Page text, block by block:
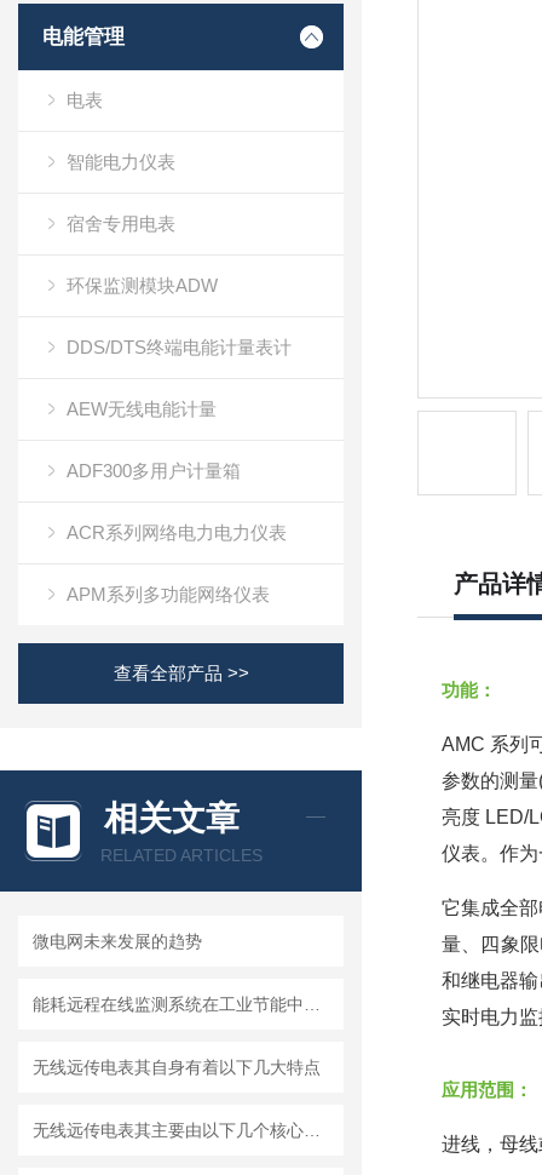
电能管理
电表
智能电力仪表
宿舍专用电表
环保监测模块ADW
DDS/DTS终端电能计量表计
AEW无线电能计量
ADF300多用户计量箱
ACR系列网络电力电力仪表
APM系列多功能网络仪表
查看全部产品 >>
相关文章
RELATED ARTICLES
微电网未来发展的趋势
无线远传电表其自身有着以下几大特点
产品详
功能：
AMC 系列
参数的测
亮度 LED/
仪表。作
它集成全
量、四象
和继电器
实时电力
应用范围：
进线，母